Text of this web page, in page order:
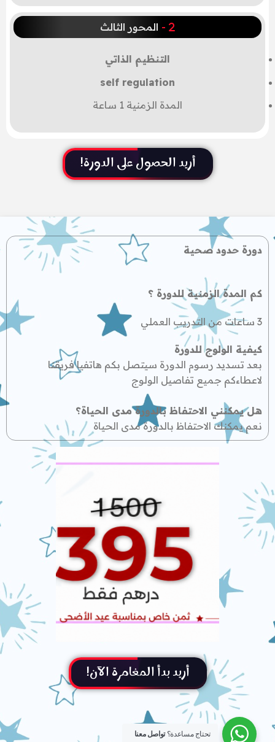
- المحور الثالث
التنظيم الذاتي
self regulation
المدة الزمنية 1 ساعة
أريد الحصول على الدورة!
دورة حدود صحية
كم المدة الزمنية للدورة ؟
3 ساعات من التدريب العملي
كيفية الولوج للدورة
بعد تسديد رسوم الدورة سيتصل بكم هاتفيا فريقنا
لاعطاءكم جميع تفاصيل الولوج
هل يمكنني الاحتفاظ بالدورة مدى الحياة؟
نعم يمكنك الاحتفاظ بالدورة مدى الحياة
أريد بدأ المغامرة الآن!
تحتاج مساعدة؟تواصل معنا